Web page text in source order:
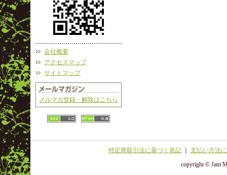
会社概要
アクセスマップ
サイトマップ
メルマガ登録・解除はこちら
特定商取引法に基づく表記
支払い方法
copyright © Jam